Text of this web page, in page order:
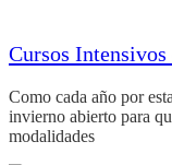
Cursos
Como cada año por
invierno abierto para
modalidades